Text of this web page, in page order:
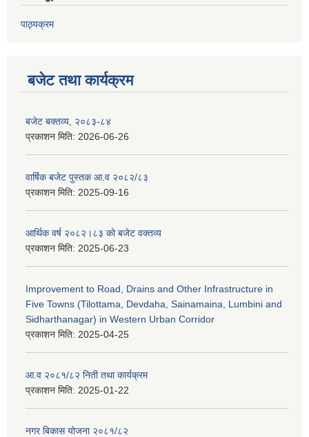
पाठ्यक्रम
बजेट तथा कार्यक्रम
बजेट बक्तव्य, २०८३-८४
प्रकाशन मिति: 2026-06-26
वार्षिक बजेट पुस्तक आ.व २०८२/८३
प्रकाशन मिति: 2025-09-16
आर्थिक वर्ष २०८२।८३ को बजेट वक्तव्य
प्रकाशन मिति: 2025-06-23
Improvement to Road, Drains and Other Infrastructure in
Five Towns (Tilottama, Devdaha, Sainamaina, Lumbini and
Sidharthanagar) in Western Urban Corridor
प्रकाशन मिति: 2025-04-25
आ.व २०८१/८२ निती तथा कार्यक्रम
प्रकाशन मिति: 2025-01-22
नगर बिकास योजना २०८१/८२